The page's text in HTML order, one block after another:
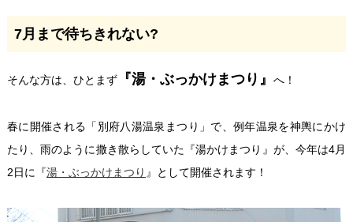
7月まで待ちきれない?
そんな方は、ひとまず『湯・ぶっかけまつり』 へ！
春に開催される「別府八湯温泉まつり」で、例年温泉を神輿にかけ
たり、雨のように撒き散らしていた『湯かけまつり』が、今年は4月
2日に『湯・ぶっかけまつり 』として開催されます！